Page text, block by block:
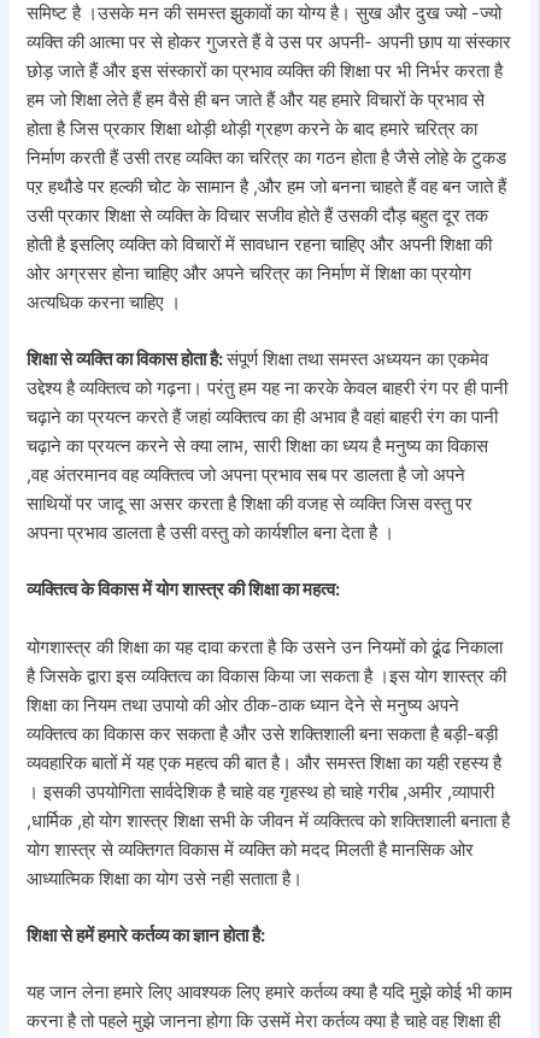
समिष्ट है ।उसके मन की समस्त झुकावों का योग्य है। सुख और दुख ज्यो -ज्यो
व्यक्ति की आत्मा पर से होकर गुजरते हैं वे उस पर अपनी- अपनी छाप या संस्कार
छोड़ जाते हैं और इस संस्कारों का प्रभाव व्यक्ति की शिक्षा पर भी निर्भर करता है
हम जो शिक्षा लेते हैं हम वैसे ही बन जाते हैं और यह हमारे विचारों के प्रभाव से
होता है जिस प्रकार शिक्षा थोड़ी थोड़ी ग्रहण करने के बाद हमारे चरित्र का
निर्माण करती हैं उसी तरह व्यक्ति का चरित्र का गठन होता है जैसे लोहे के टुकड
पऱ हथौडे पर हल्की चोट के सामान है ,और हम जो बनना चाहते हैं वह बन जाते हैं
उसी प्रकार शिक्षा से व्यक्ति के विचार सजीव होते हैं उसकी दौड़ बहुत दूर तक
होती है इसलिए व्यक्ति को विचारों में सावधान रहना चाहिए और अपनी शिक्षा की
ओर अग्रसर होना चाहिए और अपने चरित्र का निर्माण में शिक्षा का प्रयोग
अत्यधिक करना चाहिए ।
शिक्षा से व्यक्ति का विकास होता है:संपूर्ण शिक्षा तथा समस्त अध्ययन का एकमेव
उद्देश्य है व्यक्तित्व को गढ़ना। परंतु हम यह ना करके केवल बाहरी रंग पर ही पानी
चढ़ाने का प्रयत्न करते हैं जहां व्यक्तित्व का ही अभाव है वहां बाहरी रंग का पानी
चढ़ाने का प्रयत्न करने से क्या लाभ, सारी शिक्षा का ध्यय है मनुष्य का विकास
,वह अंतरमानव वह व्यक्तित्व जो अपना प्रभाव सब पर डालता है जो अपने
साथियों पर जादू सा असर करता है शिक्षा की वजह से व्यक्ति जिस वस्तु पर
अपना प्रभाव डालता है उसी वस्तु को कार्यशील बना देता है ।
व्यक्तित्व के विकास में योग शास्त्र की शिक्षा का महत्व:
योगशास्त्र की शिक्षा का यह दावा करता है कि उसने उन नियमों को ढूंढ निकाला
है जिसके द्वारा इस व्यक्तित्व का विकास किया जा सकता है ।इस योग शास्त्र की
शिक्षा का नियम तथा उपायो की ओर ठीक-ठाक ध्यान देने से मनुष्य अपने
व्यक्तित्व का विकास कर सकता है और उसे शक्तिशाली बना सकता है बड़ी-बड़ी
व्यवहारिक बातों में यह एक महत्व की बात है। और समस्त शिक्षा का यही रहस्य है
। इसकी उपयोगिता सार्वदेशिक है चाहे वह गृहस्थ हो चाहे गरीब ,अमीर ,व्यापारी
,धार्मिक ,हो योग शास्त्र शिक्षा सभी के जीवन में व्यक्तित्व को शक्तिशाली बनाता है
योग शास्त्र से व्यक्तिगत विकास में व्यक्ति को मदद मिलती है मानसिक ओर
आध्यात्मिक शिक्षा का योग उसे नही सताता है।
शिक्षा से हमें हमारे कर्तव्य का ज्ञान होता है:
यह जान लेना हमारे लिए आवश्यक लिए हमारे कर्तव्य क्या है यदि मुझे कोई भी काम
करना है तो पहले मुझे जानना होगा कि उसमें मेरा कर्तव्य क्या है चाहे वह शिक्षा ही